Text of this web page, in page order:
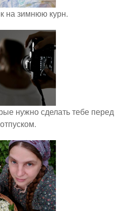
на зимнюю курн.
нужно сделать тебе перед
отпуском.